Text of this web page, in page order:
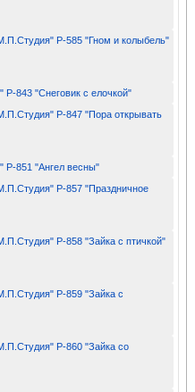
Р-585 "Гном и колыбель"
843 "Снеговик с елочкой"
Р-847 "Пора открывать
Р-851 "Ангел весны"
Р-857 "Праздничное
Р-858 "Зайка с птичкой"
Р-859 "Зайка с
Р-860 "Зайка со